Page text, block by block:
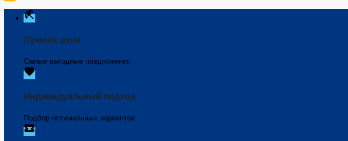
beach_access
Лучшая цена
Самые выгодные предложения
favorite
Индивидуальный подход
Подбор оптимальных вариантов
local_activity